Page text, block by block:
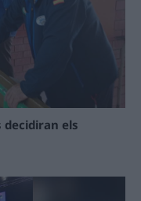
decidiran els